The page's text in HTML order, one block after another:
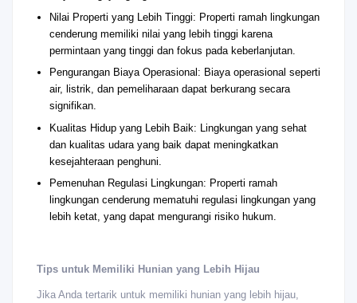
Nilai Properti yang Lebih Tinggi: Properti ramah lingkungan
cenderung memiliki nilai yang lebih tinggi karena
permintaan yang tinggi dan fokus pada keberlanjutan.
Pengurangan Biaya Operasional: Biaya operasional seperti
air, listrik, dan pemeliharaan dapat berkurang secara
signifikan.
Kualitas Hidup yang Lebih Baik: Lingkungan yang sehat
dan kualitas udara yang baik dapat meningkatkan
kesejahteraan penghuni.
Pemenuhan Regulasi Lingkungan: Properti ramah
lingkungan cenderung mematuhi regulasi lingkungan yang
lebih ketat, yang dapat mengurangi risiko hukum.
Tips untuk Memiliki Hunian yang Lebih Hijau
Jika Anda tertarik untuk memiliki hunian yang lebih hijau,